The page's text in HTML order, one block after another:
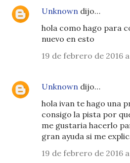
Unknown dijo…
hola como hago para
nuevo en esto
19 de febrero de 2016
Unknown dijo…
hola ivan te hago una
consigo la pista por
me gustaria hacerlo
gran ayuda si me
19 de febrero de 2016